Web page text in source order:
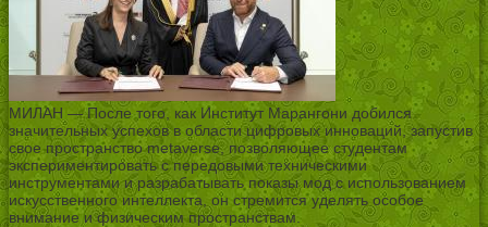
МИЛАН — После того, как Институт Марангони добился
значительных успехов в области цифровых инноваций, запустив
свое пространство metaverse, позволяющее студентам
экспериментировать с передовыми техническими
инструментами и разрабатывать показы мод с использованием
искусственного интеллекта, он стремится уделять особое
внимание и физическим пространствам.